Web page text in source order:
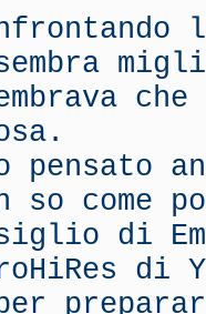
pensato
so come
di
di